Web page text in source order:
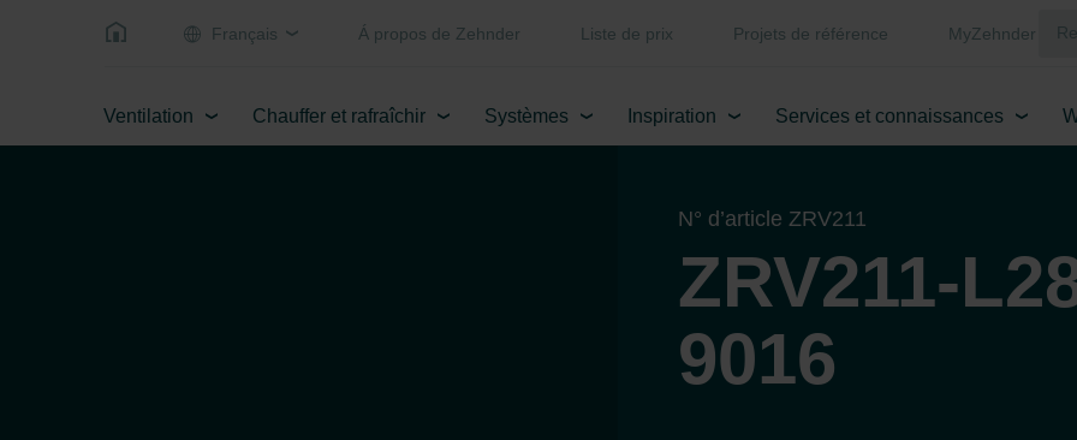
Français Á propos de Zehnder Liste de prix Projets de référence MyZehnder
Ventilation Chauffer et rafraîchir Systèmes Inspiration Services et connaissances
N° d’article ZRV211
ZRV211-
9016